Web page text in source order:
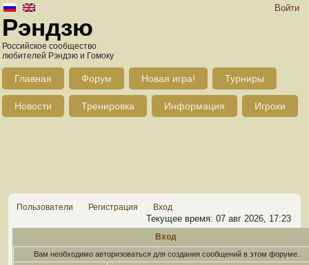
Войти
Рэндзю
Российское сообщество
любителей Рэндзю и Гомоку
Главная Форум Новая игра! Турниры
Новости Тренировка Информация Игроки
Пользователи Регистрация Вход
Текущее время: 07 авг 2026, 17:23
Вход
Вам необходимо авторизоваться для создания сообщений в этом форуме.